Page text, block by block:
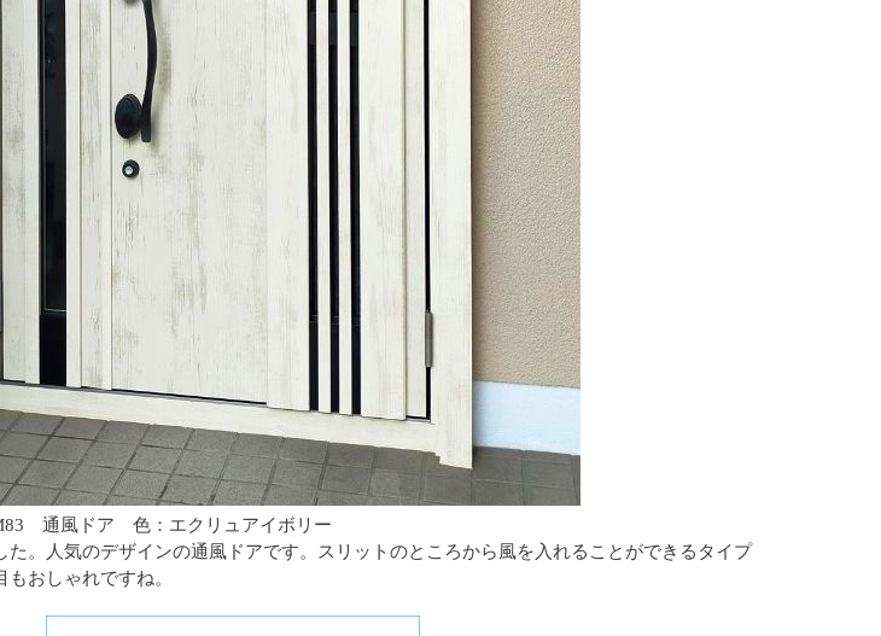
通風ドア 色：エクリュアイボリー
た。人気のデザインの通風ドアです。スリットのところから風を入れることができるタイプ
おしゃれですね。